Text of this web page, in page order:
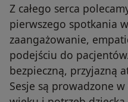
Z całego serca
pierwszego spotkania
zaangażowanie,
podejściu do
bezpieczną, przyjazną
Sesje są prowadzone